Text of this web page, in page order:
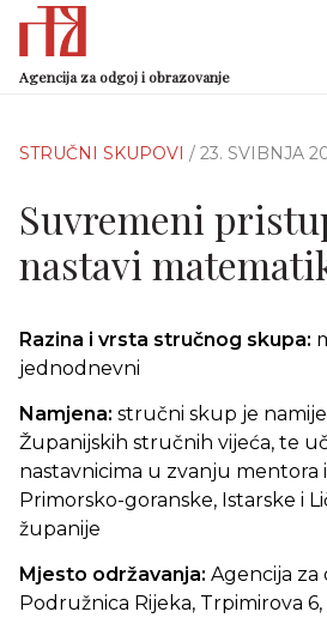
Agencija za odgoj i obrazovanje
STRUČNI SKUPOVI / 23. SVIBNJA
Suvremeni
nastavi
Razina i vrsta stručnog skupa:
jednodnevni
Namjena: stručni skup je
Županijskih stručnih vijeća, te
nastavnicima u zvanju mentora
Primorsko-goranske, Istarske i
županije
Mjesto održavanja: Agencija za
Podružnica Rijeka, Trpimirova 6,